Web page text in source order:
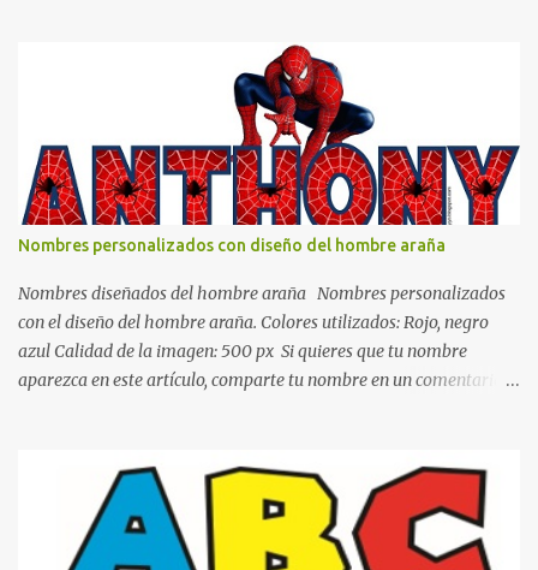
cómodo y también para nuestra vista. Te mostramos algunas
sugerencias que pueden brindar la elegancia y estilo que buscas
para tu dormitorio. El color naranja es una buena opción para
recibir esa luz y felicidad que todo ser humano necesita. El color
blanco es ideal para lograr el relax total, es un color que va con
todo y además es color bastante limpio que te dará esa sensación
de calidez. Los colores terra son excelentes para usar en el
dormitorio nos brinda esa sensación de tranquilidad y confort. El
color gris es un color muy relajante y por lo tanto entra en la lista
de colo...
Nombres personalizados con diseño del hombre araña
Nombres diseñados del hombre araña Nombres personalizados
con el diseño del hombre araña. Colores utilizados: Rojo, negro
azul Calidad de la imagen: 500 px Si quieres que tu nombre
aparezca en este artículo, comparte tu nombre en un comentario y
decorar el dormitorio con pósters Cama con diseño de ring de
boxeo Ideas para decoraciones de fiestas infantiles Cosas bonitas
que se pueden hacer con gomas de coche